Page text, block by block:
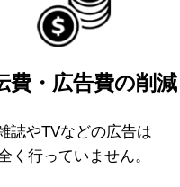
費・広告費の削減
誌やTVなどの広告は
く行っていません。